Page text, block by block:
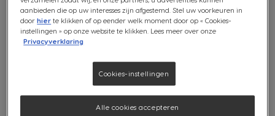
3X30 CAPSULES
Zacht & voluptueus
aanbieden die op uw interesses zijn afgestemd. Stel uw voorkeuren in
doorhier te klikken of op eender welk moment door op « Cookies-
instellingen » op onze website te klikken. Lees meer over onze
Privacyverklaring
Cookies-instellingen
Alle cookies accepteren